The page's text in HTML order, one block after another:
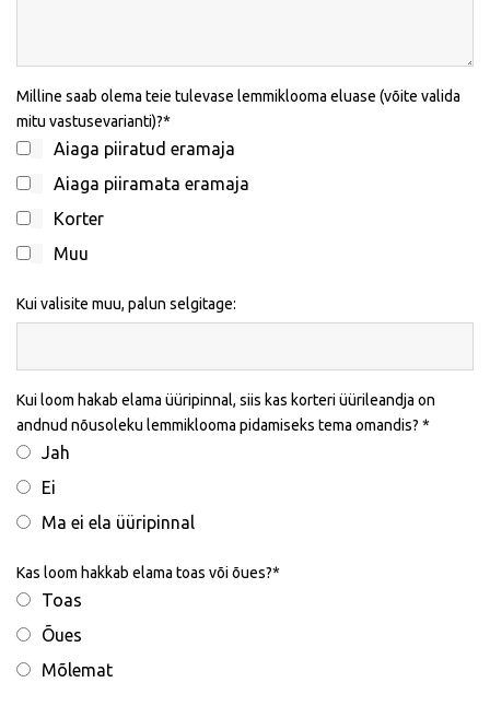
Milline saab olema teie tulevase lemmiklooma eluase (võite valida
mitu vastusevarianti)?
Aiaga piiratud eramaja
Aiaga piiramata eramaja
Korter
Muu
Kui valisite muu, palun selgitage:
Kui loom hakab elama üüripinnal, siis kas korteri üürileandja on
andnud nõusoleku lemmiklooma pidamiseks tema omandis?
Jah
Ei
Ma ei ela üüripinnal
Kas loom hakkab elama toas või õues?
Toas
Õues
Mõlemat